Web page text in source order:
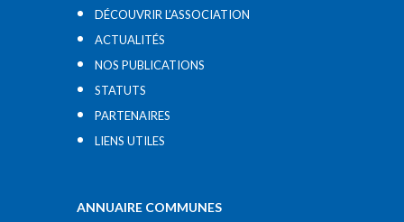
DÉCOUVRIR L’ASSOCIATION
ACTUALITÉS
NOS PUBLICATIONS
STATUTS
PARTENAIRES
LIENS UTILES​
ANNUAIRE COMMUNES